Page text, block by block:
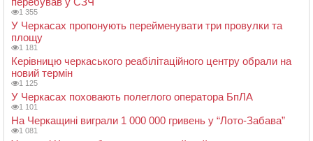
1 355
У Черкасах пропонують перейменувати три провулки та
площу
1 181
Керівницю черкаського реабілітаційного центру обрали на
новий термін
1 125
У Черкасах поховають полеглого оператора БпЛА
1 101
На Черкащині виграли 1 000 000 гривень у “Лото-Забава”
1 081